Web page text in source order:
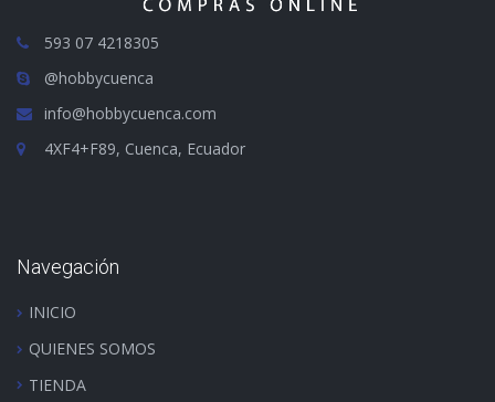
593 07 4218305
@hobbycuenca
info@hobbycuenca.com
4XF4+F89, Cuenca, Ecuador
Navegación
INICIO
QUIENES SOMOS
TIENDA